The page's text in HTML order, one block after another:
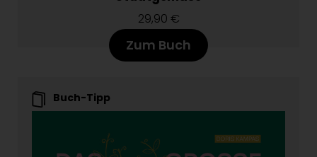
29,90 €
Zum Buch
Buch-Tipp